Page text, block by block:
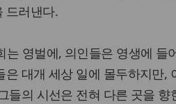
드러낸다.
는 영벌에, 의인들은 영생에 들
은 대개 세상 일에 몰두하지만,
들의 시선은 전혀 다른 곳을